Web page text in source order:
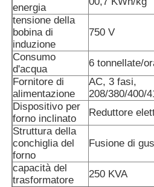
energia
tensione della
bobina di
induzione
750 V
Consumo
d'acqua
6 tonnellate/
Fornitore di
alimentazione
AC, 3 fasi,
208/380/400/
Dispositivo per
forno inclinato
Reduttore
Struttura della
conchiglia del
forno
Fusione di
capacità del
trasformatore
250 KVA